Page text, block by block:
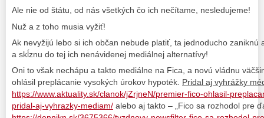
Ale nie od štátu, od nás všetkých čo ich nečítame, nesledujeme!
Nuž a z toho musia vyžiť!
Ak nevyžijú lebo si ich občan nebude platiť, ta jednoducho zaniknú
a skĺznu do tej ich nenávidenej mediálnej alternatívy!
Oni to však nechápu a takto mediálne na Fica, a novú vládnu
ohlásil preplácanie vysokých úrokov hypoték. Pridal aj vyhrážky
https://www.aktuality.sk/clanok/jZrjneN/premier-fico-ohlasil-
pridal-aj-vyhrazky-mediam/ alebo aj takto – „Fico sa rozhodol pre